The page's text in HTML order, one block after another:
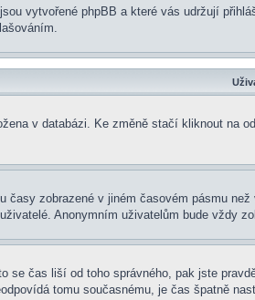
vytvořené phpBB a které vás udržují
v databázi. Ke změně stačí kliknout na
zobrazené v jiném časovém pásmu
Anonymním uživatelům bude vždy
se čas liší od toho správného, pak jste
tomu současnému, je čas špatně